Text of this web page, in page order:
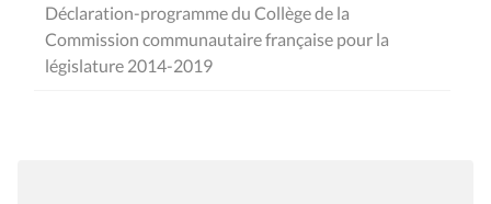
Déclaration-programme du Collège de la
Commission communautaire française pour la
législature 2014-2019